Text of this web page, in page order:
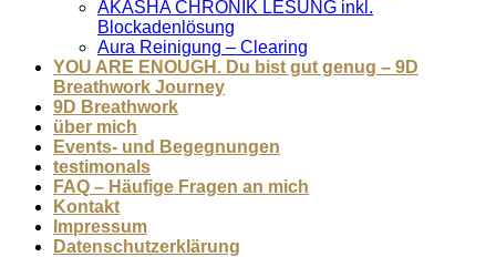
AKASHA CHRONIK LESUNG inkl.
Blockadenlösung
Aura Reinigung – Clearing
YOU ARE ENOUGH. Du bist gut genug – 9D
Breathwork Journey
9D Breathwork
über mich
Events- und Begegnungen
testimonals
FAQ – Häufige Fragen an mich
Kontakt
Impressum
Datenschutzerklärung